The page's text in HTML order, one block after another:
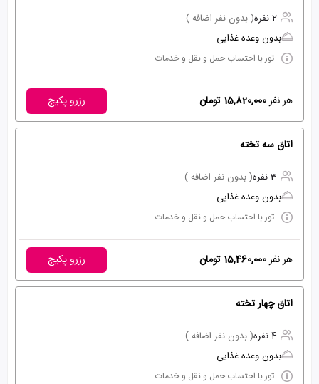
2 نفره
( بدون نفر اضافه )
بدون وعده غذایی
تور با احتساب حمل و نقل و خدمات
هر نفر15,820,000 تومان رزرو پکیج
اتاق سه تخته
3 نفره
( بدون نفر اضافه )
بدون وعده غذایی
تور با احتساب حمل و نقل و خدمات
هر نفر15,460,000 تومان رزرو پکیج
اتاق چهار تخته
4 نفره
( بدون نفر اضافه )
بدون وعده غذایی
تور با احتساب حمل و نقل و خدمات